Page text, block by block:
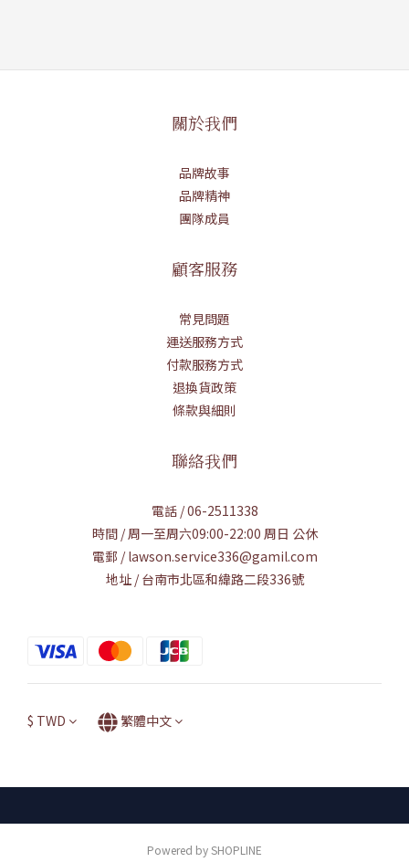
關於我們
品牌故事
品牌精神
團隊成員
顧客服務
常見問題
運送服務方式
付款服務方式
退換貨政策
條款與細則
聯絡我們
電話 / 06-2511338
時間 / 周一至周六09:00-22:00 周日 公休
電郵 / lawson.service336@gamil.com
地址 / 台南市北區和緯路二段336號
$ TWD 繁體中文
Powered by SHOPLINE